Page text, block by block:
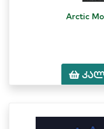
Arctic